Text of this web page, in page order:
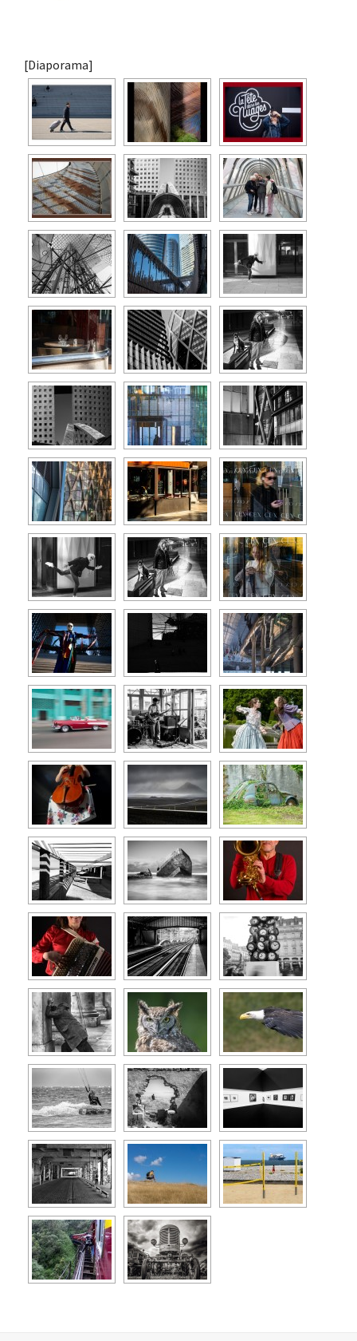
[Diaporama]